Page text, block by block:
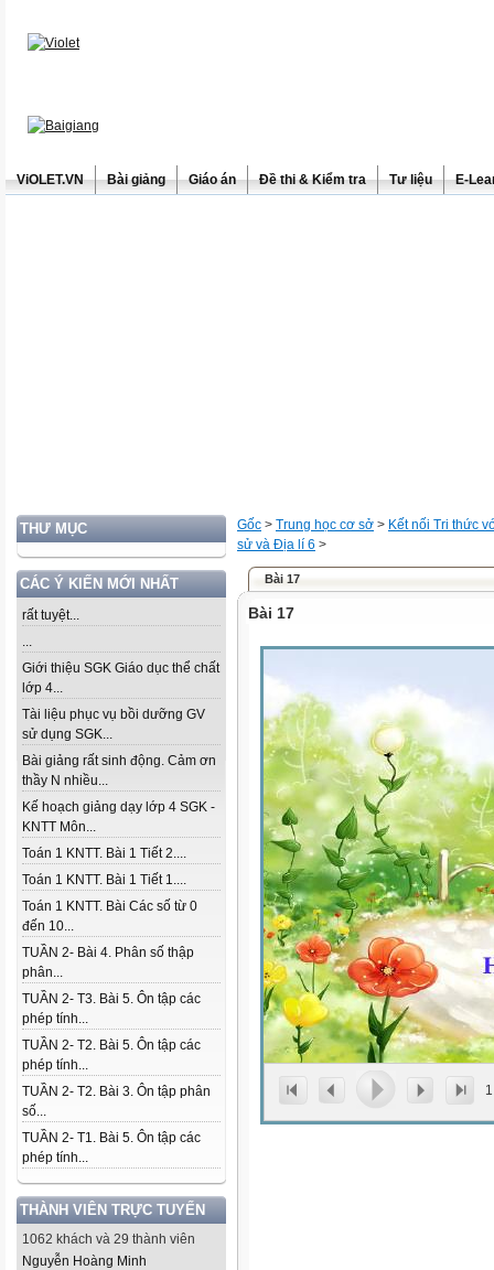
ViOLET.VN Bài giảng Giáo án Đề thi & Kiểm tra Tư liệu E-
THƯ MỤC
CÁC Ý KIẾN MỚI NHẤT
rất tuyệt...
...
Giới thiệu SGK Giáo dục thể chất
lớp 4...
Tài liệu phục vụ bồi dưỡng GV
sử dụng SGK...
Bài giảng rất sinh động. Cảm ơn
thầy N nhiều...
Kế hoạch giảng dạy lớp 4 SGK -
KNTT Môn...
Toán 1 KNTT. Bài 1 Tiết 2....
Toán 1 KNTT. Bài 1 Tiết 1....
Toán 1 KNTT. Bài Các số từ 0
đến 10...
TUẦN 2- Bài 4. Phân số thập
phân...
TUẦN 2- T3. Bài 5. Ôn tập các
phép tính...
TUẦN 2- T2. Bài 5. Ôn tập các
phép tính...
TUẦN 2- T2. Bài 3. Ôn tập phân
số...
TUẦN 2- T1. Bài 5. Ôn tập các
phép tính...
THÀNH VIÊN TRỰC TUYẾN
1062 khách và 29 thành viên
Nguyễn Hoàng Minh
Gốc > Trung học cơ sở > Kết nối Tri thức
sử và Địa lí 6 >
Bài 17
Bài 17
1